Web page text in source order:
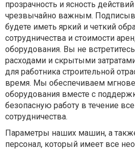
прозрачность и ясность
чрезвычайно важным.
будете иметь яркий и четкий
сотрудничества и стоимости
оборудования. Вы не
расходами и скрытыми
для работника строительной
время. Мы обеспечиваем
оборудования вместе с
безопасную работу в течение
сотрудничества.
Параметры наших машин, а
персонал, который имеет все